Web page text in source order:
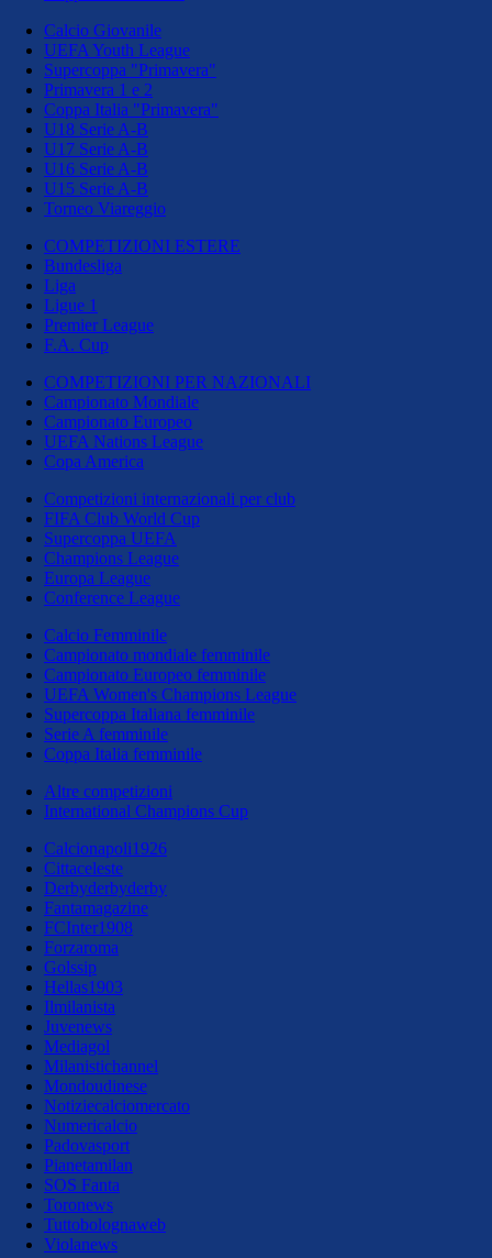
Calcio Giovanile
UEFA Youth League
Supercoppa "Primavera"
Primavera 1 e 2
Coppa Italia "Primavera"
U18 Serie A-B
U17 Serie A-B
U16 Serie A-B
U15 Serie A-B
Torneo Viareggio
COMPETIZIONI ESTERE
Bundesliga
Liga
Ligue 1
Premier League
F.A. Cup
COMPETIZIONI PER NAZIONALI
Campionato Mondiale
Campionato Europeo
UEFA Nations League
Copa America
Competizioni internazionali per club
FIFA Club World Cup
Supercoppa UEFA
Champions League
Europa League
Conference League
Calcio Femminile
Campionato mondiale femminile
Campionato Europeo femminile
UEFA Women's Champions League
Supercoppa Italiana femminile
Serie A femminile
Coppa Italia femminile
Altre competizioni
International Champions Cup
Calcionapoli1926
Cittaceleste
Derbyderbyderby
Fantamagazine
FCInter1908
Forzaroma
Golssip
Hellas1903
Ilmilanista
Juvenews
Mediagol
Milanistichannel
Mondoudinese
Notiziecalciomercato
Numericalcio
Padovasport
Pianetamilan
SOS Fanta
Toronews
Tuttobolognaweb
Violanews